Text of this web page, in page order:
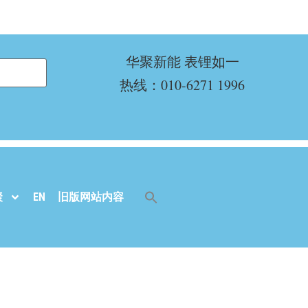
华聚新能 表锂如一
热线：010-6271 1996
EN 旧版网站内容